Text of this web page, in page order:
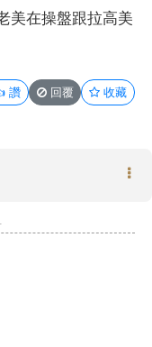
美在操盤跟拉高美
讚 回覆 收藏